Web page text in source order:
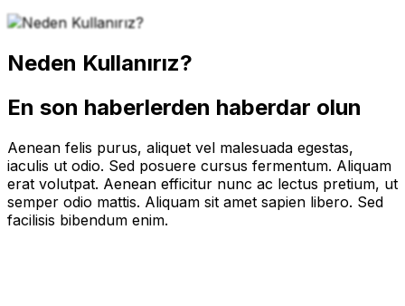
Neden Kullanırız?
En son haberlerden haberdar olun
Aenean felis purus, aliquet vel malesuada egestas,
iaculis ut odio. Sed posuere cursus fermentum. Aliquam
erat volutpat. Aenean efficitur nunc ac lectus pretium, ut
semper odio mattis. Aliquam sit amet sapien libero. Sed
facilisis bibendum enim.